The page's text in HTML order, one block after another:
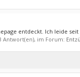
entdeckt. Ich leide
Antwort(en), im Forum: